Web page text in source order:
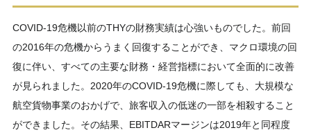
COVID-19危機以前のTHYの財務実績は心強いものでした。前回
の2016年の危機からうまく回復することができ、マクロ環境の回
復に伴い、すべての主要な財務・経営指標において全面的に改善
が見られました。2020年のCOVID-19危機に際しても、大規模な
航空貨物事業のおかげで、旅客収入の低迷の一部を相殺すること
ができました。その結果、EBITDARマージンは2019年と同程度